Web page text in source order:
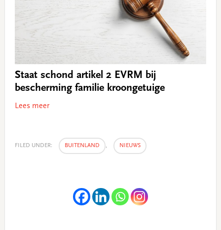
Staat schond artikel 2 EVRM bij
bescherming familie kroongetuige
Lees meer
FILED UNDER: BUITENLAND , NIEUWS